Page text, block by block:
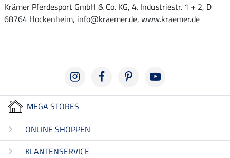
Krämer Pferdesport GmbH & Co. KG, 4. Industriestr. 1 + 2, D
68764 Hockenheim, info@kraemer.de, www.kraemer.de
MEGA STORES
ONLINE SHOPPEN
KLANTENSERVICE